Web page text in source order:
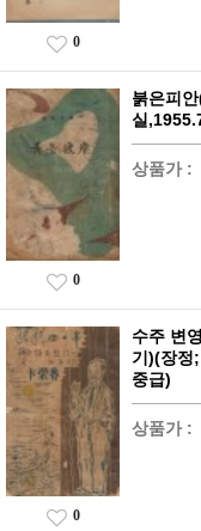
0
붉은피
실
상품가 :
0
수주 변
기)(장정
중급)
상품가 :
0